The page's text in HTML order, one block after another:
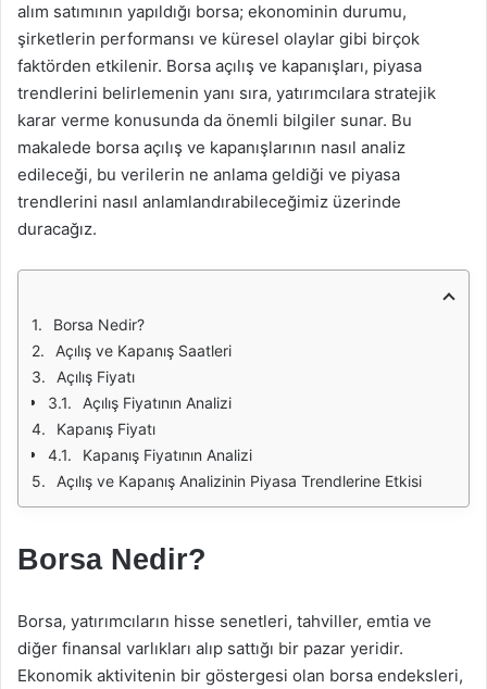
alım satımının yapıldığı borsa; ekonominin durumu,
şirketlerin performansı ve küresel olaylar gibi birçok
faktörden etkilenir. Borsa açılış ve kapanışları, piyasa
trendlerini belirlemenin yanı sıra, yatırımcılara stratejik
karar verme konusunda da önemli bilgiler sunar. Bu
makalede borsa açılış ve kapanışlarının nasıl analiz
edileceği, bu verilerin ne anlama geldiği ve piyasa
trendlerini nasıl anlamlandırabileceğimiz üzerinde
duracağız.
Borsa Nedir?
Açılış ve Kapanış Saatleri
Açılış Fiyatı
Açılış Fiyatının Analizi
Kapanış Fiyatı
Kapanış Fiyatının Analizi
Açılış ve Kapanış Analizinin Piyasa Trendlerine Etkisi
Borsa Nedir?
Borsa, yatırımcıların hisse senetleri, tahviller, emtia ve
diğer finansal varlıkları alıp sattığı bir pazar yeridir.
Ekonomik aktivitenin bir göstergesi olan borsa endeksleri,